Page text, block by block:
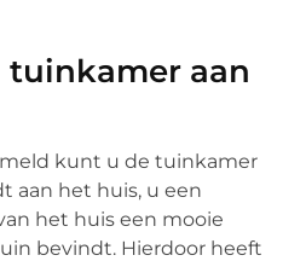
tuinkamer aan
kunt u de tuinkamer
aan het huis, u een
het huis een mooie
bevindt. Hierdoor heeft